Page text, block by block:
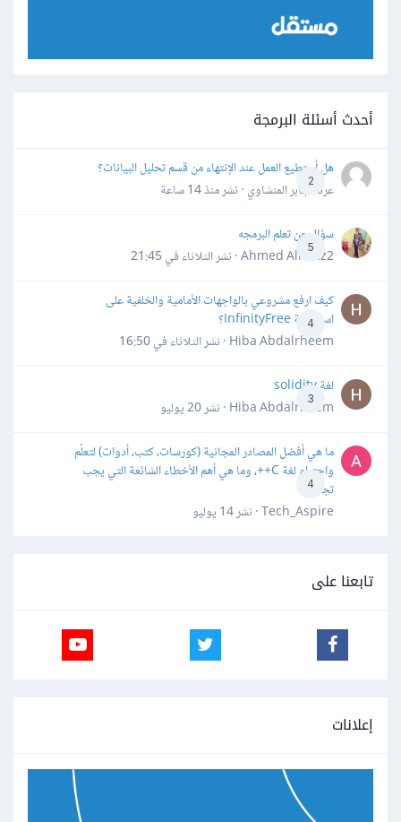
أحدث أسئلة البرمجة
2
هل أستطيع العمل عند الإنتهاء من قسم تحليل البيانات؟
عرفه جابر المنشاوي · نشرمنذ 14 ساعة
5
سؤال عن تعلم البرمجه
Ahmed Alhafiz2 · نشر
الثلاثاء في 21:45
4
كيف ارفع مشروعي بالواجهات الأمامية والخلفية على
استضافة InfinityFree؟
Hiba Abdalrheem · نشر
الثلاثاء في 16:50
3
لغة solidity
Hiba Abdalrheem · نشر
20 يوليو
4
ما هي أفضل المصادر المجانية (كورسات، كتب، أدوات) لتعلّم
واحترام لغة C++، وما هي أهم الأخطاء الشائعة التي يجب
تجنبها؟
Tech_Aspire · نشر
14 يوليو
تابعنا على
إعلانات